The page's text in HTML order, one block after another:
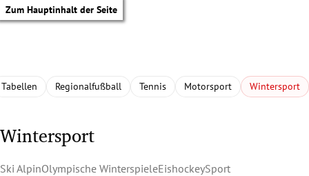
Zum Hauptinhalt der Seite
Tabellen Regionalfußball Tennis Motorsport Wintersport
Wintersport
Ski AlpinOlympische WinterspieleEishockeySport